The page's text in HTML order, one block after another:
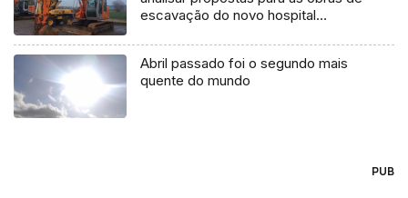
escavação do novo hospital
Abril passado foi o segundo mais
quente do mundo
PUB